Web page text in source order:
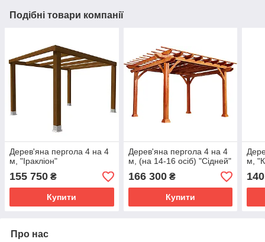
Подібні товари компанії
Дерев'яна пергола 4 на 4
м, "Іракліон"
155 750 ₴
Купити
Дерев'яна пергола 4 на 4
м, (на 14-16 осіб) "Сідней"
166 300₴
Купити
м,
Про нас